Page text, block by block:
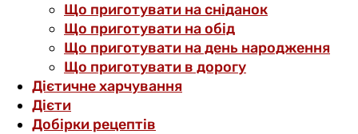
Що приготувати на сніданок
Що приготувати на обід
Що приготувати на день народження
Що приготувати в дорогу
Дієтичне харчування
Дієти
Добірки рецептів